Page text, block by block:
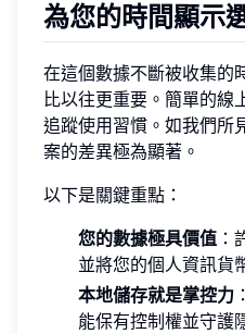
為您的時間顯示
在這個數據不斷被收集的
比以往更重要。簡單的線
追蹤使用習慣。如我們所
案的差異極為顯著。
以下是關鍵重點：
您的數據極具價值 ：
並將您的個人資訊貨
本地儲存就是掌控力
能保有控制權並守護